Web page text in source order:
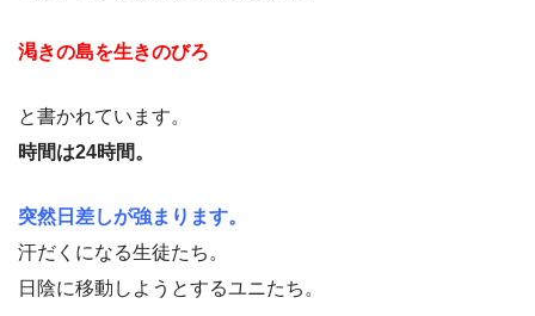
渇きの島を生きのびろ
と書かれています。
時間は24時間。
突然日差しが強まります。
汗だくになる生徒たち。
日陰に移動しようとするユニたち。